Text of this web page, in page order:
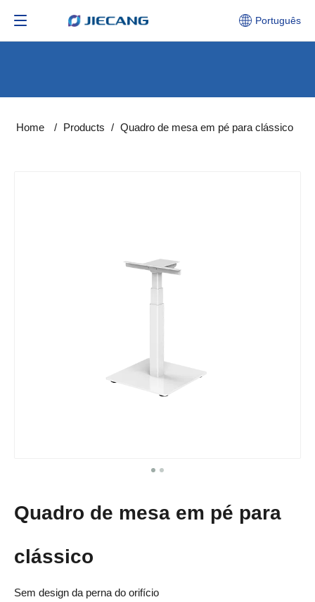
Português
Home / Products / Quadro de mesa em pé para clássico
Quadro de mesa em pé para
clássico
Sem design da perna do orifício